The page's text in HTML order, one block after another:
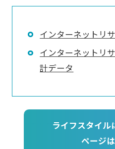
インターネットリ
インターネットリ
計データ
ライフスタイル
ページ